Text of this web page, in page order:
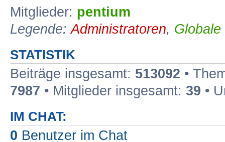
Mitglieder: pentium
Legende:Administratoren,
STATISTIK
Beiträge insgesamt: 513092 •
7987 • Mitglieder insgesamt: 39 •
IM CHAT:
0 Benutzer im Chat